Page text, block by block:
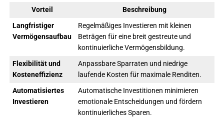
Vorteil
Beschreibung
Langfristiger
Vermögensaufbau
Regelmäßiges Investieren mit kleinen
Beträgen für eine breit gestreute und
kontinuierliche Vermögensbildung.
Flexibilität und
Kosteneffizienz
Anpassbare Sparraten und niedrige
laufende Kosten für maximale Renditen.
Automatisiertes
Investieren
Automatische Investitionen minimieren
emotionale Entscheidungen und fördern
kontinuierliches Sparen.